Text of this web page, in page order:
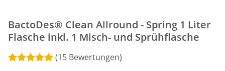
BactoDes® Clean Allround - Spring 1 Liter
Flasche inkl. 1 Misch- und Sprühflasche
(15 Bewertungen)